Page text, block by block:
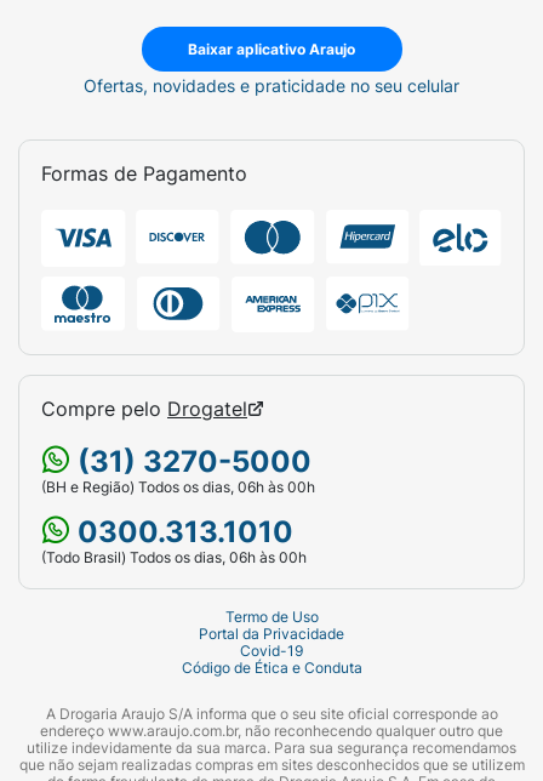
Baixar aplicativo Araujo
Ofertas, novidades e praticidade no seu celular
Formas de Pagamento
Compre pelo Drogatel
(31) 3270-5000
(BH e Região) Todos os dias, 06h às 00h
0300.313.1010
(Todo Brasil) Todos os dias, 06h às 00h
Termo de Uso
Portal da Privacidade
Covid-19
Código de Ética e Conduta
A Drogaria Araujo S/A informa que o seu site oficial corresponde ao
endereço www.araujo.com.br, não reconhecendo qualquer outro que
utilize indevidamente da sua marca. Para sua segurança recomendamos
que não sejam realizadas compras em sites desconhecidos que se utilizem